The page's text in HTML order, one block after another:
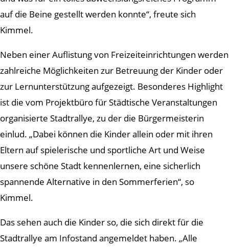
auf die Beine gestellt werden konnte“, freute sich
Kimmel.
Neben einer Auflistung von Freizeiteinrichtungen werden
zahlreiche Möglichkeiten zur Betreuung der Kinder oder
zur Lernunterstützung aufgezeigt. Besonderes Highlight
ist die vom Projektbüro für Städtische Veranstaltungen
organisierte Stadtrallye, zu der die Bürgermeisterin
einlud. „Dabei können die Kinder allein oder mit ihren
Eltern auf spielerische und sportliche Art und Weise
unsere schöne Stadt kennenlernen, eine sicherlich
spannende Alternative in den Sommerferien“, so
Kimmel.
Das sehen auch die Kinder so, die sich direkt für die
Stadtrallye am Infostand angemeldet haben. „Alle